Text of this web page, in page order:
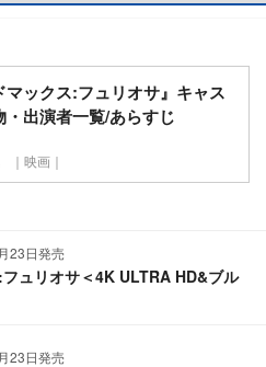
t
マックス:フュリオサ』キャス
・出演者一覧/あらすじ
｜映画｜
23日発売
ュリオサ＜4K ULTRA HD&ブル
23日発売